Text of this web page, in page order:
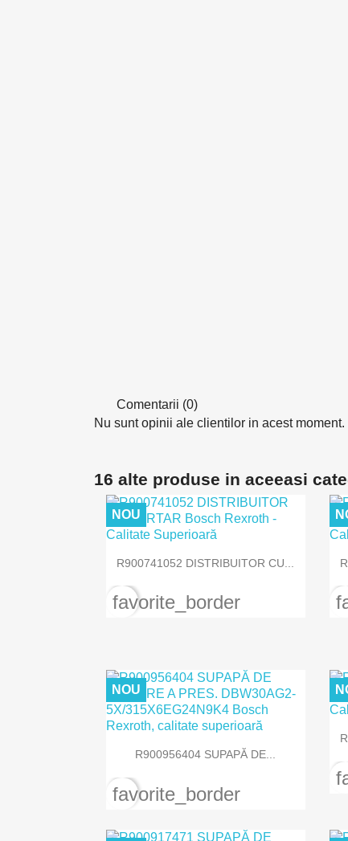
Comentarii (0)
Nu sunt opinii ale clientilor in acest moment.
16 alte produse in aceeasi
 Vizualizare rapida
R900741052 DISTRIBUITOR CU...
NOU
favorite_border
 Vizualizare rapida
R900956404 SUPAPĂ DE...
NOU
favorite_border